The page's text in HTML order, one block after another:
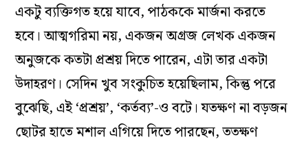
একটু ব্যক্তিগত হয়ে যাবে, পাঠককে মার্জনা করতে
হবে। আত্মগরিমা নয়, একজন অগ্রজ লেখক একজন
অনুজকে কতটা প্রশ্রয় দিতে পারেন, এটা তার একটা
উদাহরণ। সেদিন খুব সংকুচিত হয়েছিলাম, কিন্তু পরে
বুঝেছি, এই ‘‌প্রশ্রয়’, ‘‌কর্তব্য’-‌ও বটে। যতক্ষণ না বড়জন
ছোটর হাতে মশাল এগিয়ে দিতে পারছেন, ততক্ষণ